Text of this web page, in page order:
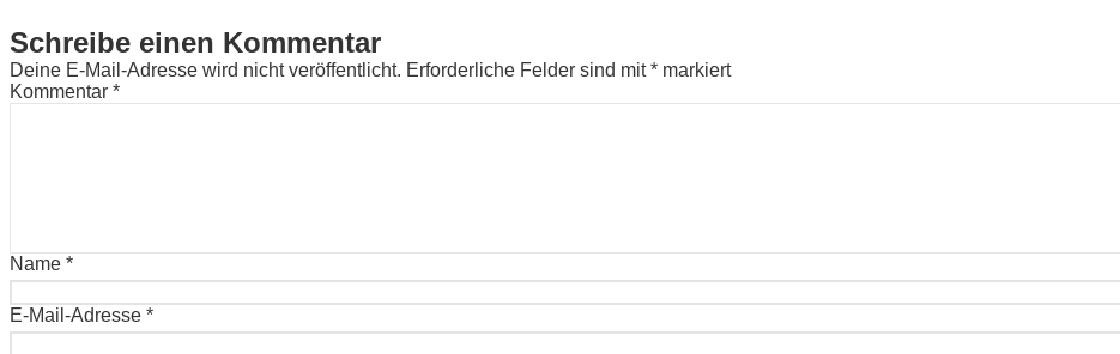
Schreibe einen Kommentar
Deine E-Mail-Adresse wird nicht veröffentlicht. Erforderliche Felder sind mit* markiert
Kommentar *
Name *
E-Mail-Adresse *